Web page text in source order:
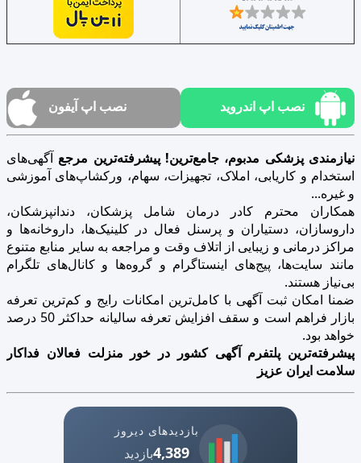
نصب اپ اندروید نصب اپ آیفون
نیازمندی پزشکی مدبوم، جامع‌ترین! پیشرفته‌ترین مرجع آگهی‌های
استخدام و کاریابی، املاک، تجهیزات، سهام، ورکشاپ‌های آموزشی
و غیره...
همکاران محترم کادر درمان شامل پزشکان، دندانپزشکان،
داروسازان، دستیاران و پرسنل فعال در کلینیک‌ها، داروخانه‌ها و
مراکز درمانی و زیبایی از اتلاف وقت و مراجعه به سایر منابع متنوع
مانند سایت‌ها، پیج‌های اینستاگرام و گروه‌ها و کانال‌های تلگرام
بی‌نیاز هستند.
ضمنا امکان ثبت آگهی با کامل‌ترین امکانات رایج و کم‌ترین تعرفه
بازار فراهم است و سقف افزایش تعرفه سالیانه حداکثر 50 درصد
خواهد بود.
پیشرفته‌ترین پلتفرم آگهی کشور در خور منزلت فعالان فداکار
سلامت ایران عزیز
بازدیدهای دیروز
4,389بازدید